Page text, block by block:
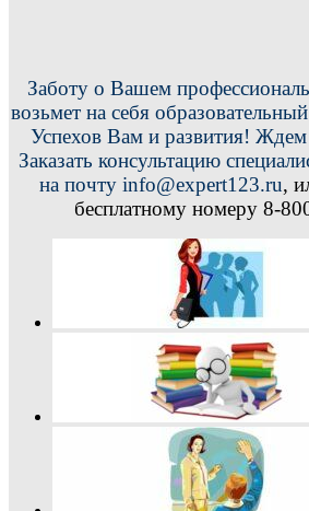
Заботу о Вашем
возьмет на себя
Успехов Вам и развития! Ждем
Заказать консультацию
на почту info@expert123.ru,
бесплатному номеру 8-